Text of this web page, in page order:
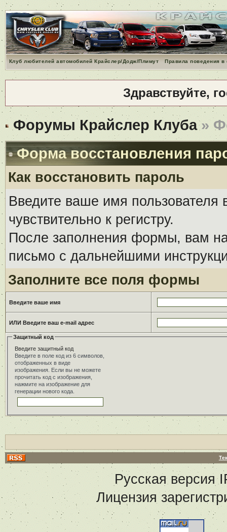
Клуб любителей автомобилей Крайслер/Додж/Плимут Правила поведения
Здравствуйте,
Форумы Крайслер Клуба»
Форма восстановления
Как восстановить пароль
Введите ваше имя
чувствительно к регистру.
После заполнения формы, вам на
письмо с дальнейшими
Заполните все поля формы
Введите ваше имя
ИЛИ Введите ваш e-mail адрес
Защитный код
Введите защитный код
Введите в поле код из 6 символов,
отображенных в виде
изображения. Если вы не можете
прочитать код с изображения,
нажмите на изображение для
генерации нового кода.
Русская версия
Лицензия